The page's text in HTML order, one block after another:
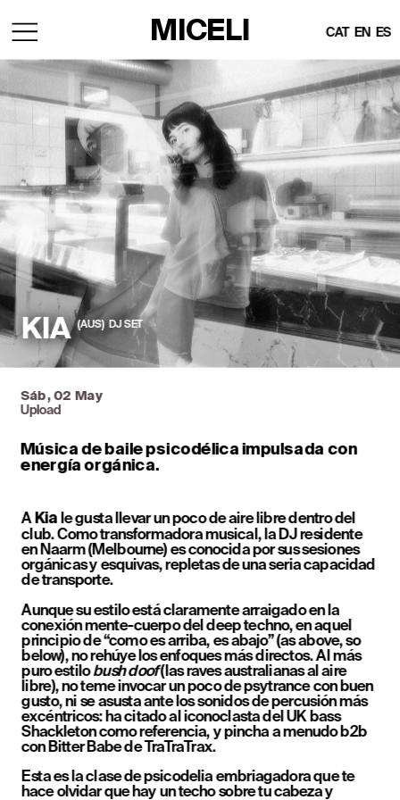
KIA (AUS)   DJ SET
MICELI CAT EN ES
Sáb, 02 May
Upload
Música de baile psicodélica impulsada con
energía orgánica.
A Kia le gusta llevar un poco de aire libre dentro del
club. Como transformadora musical, la DJ residente
en Naarm (Melbourne) es conocida por sus sesiones
orgánicas y esquivas, repletas de una seria capacidad
de transporte.
Aunque su estilo está claramente arraigado en la
conexión mente-cuerpo del deep techno, en aquel
principio de “como es arriba, es abajo” (as above, so
below), no rehúye los enfoques más directos. Al más
puro estilo bush doof (las raves australianas al aire
libre), no teme invocar un poco de psytrance con buen
gusto, ni se asusta ante los sonidos de percusión más
excéntricos: ha citado al iconoclasta del UK bass
Shackleton como referencia, y pincha a menudo b2b
con Bitter Babe de TraTraTrax.
Esta es la clase de psicodelia embriagadora que te
hace olvidar que hay un techo sobre tu cabeza y